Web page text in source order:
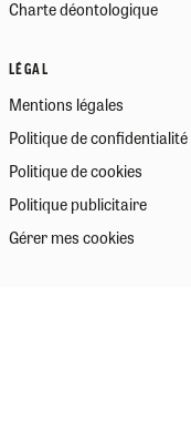
Charte déontologique
LÉGAL
Mentions légales
Politique de confidentialité
Politique de cookies
Politique publicitaire
Gérer mes cookies